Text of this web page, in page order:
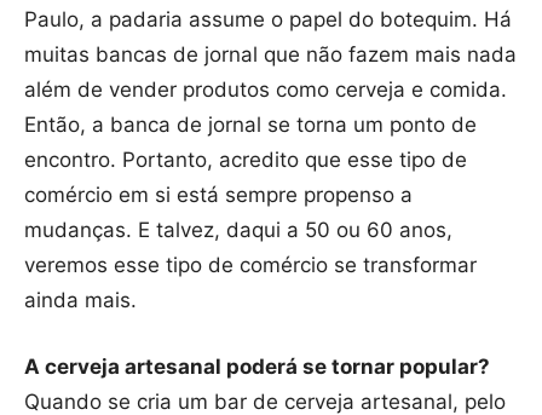
Paulo, a padaria assume o papel do botequim. Há
muitas bancas de jornal que não fazem mais nada
além de vender produtos como cerveja e comida.
Então, a banca de jornal se torna um ponto de
encontro. Portanto, acredito que esse tipo de
comércio em si está sempre propenso a
mudanças. E talvez, daqui a 50 ou 60 anos,
veremos esse tipo de comércio se transformar
ainda mais.
A cerveja artesanal poderá se tornar popular?
Quando se cria um bar de cerveja artesanal, pelo